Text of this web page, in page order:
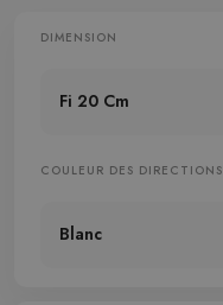
DIMENSION
Fi 20 Cm
COULEUR DES DIRECTIONS
Blanc